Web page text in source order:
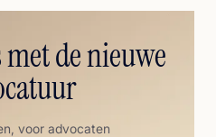
de nieuwe
voor advocaten